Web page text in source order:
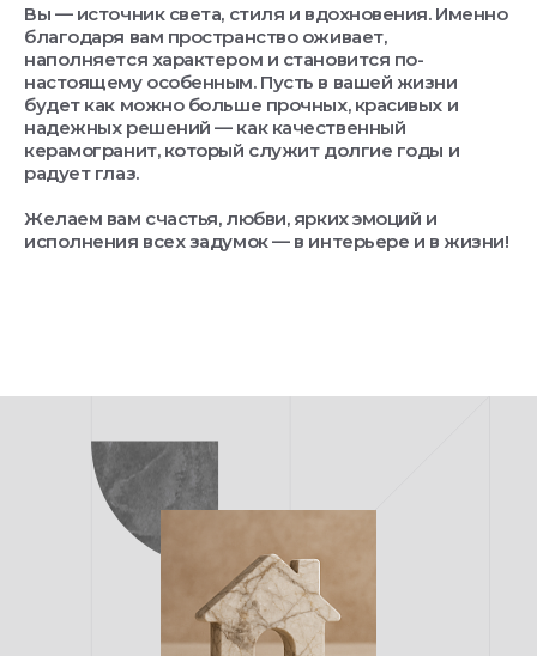
Вы — источник света, стиля и вдохновения. Именно
благодаря вам пространство оживает,
наполняется характером и становится по-
настоящему особенным. Пусть в вашей жизни
будет как можно больше прочных, красивых и
надежных решений — как качественный
керамогранит, который служит долгие годы и
радует глаз.
Желаем вам счастья, любви, ярких эмоций и
исполнения всех задумок — в интерьере и в жизни!